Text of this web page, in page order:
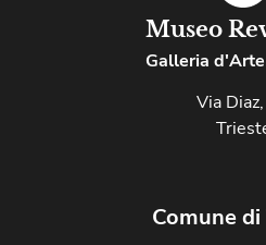
Museo
Galleria
Via
Comune